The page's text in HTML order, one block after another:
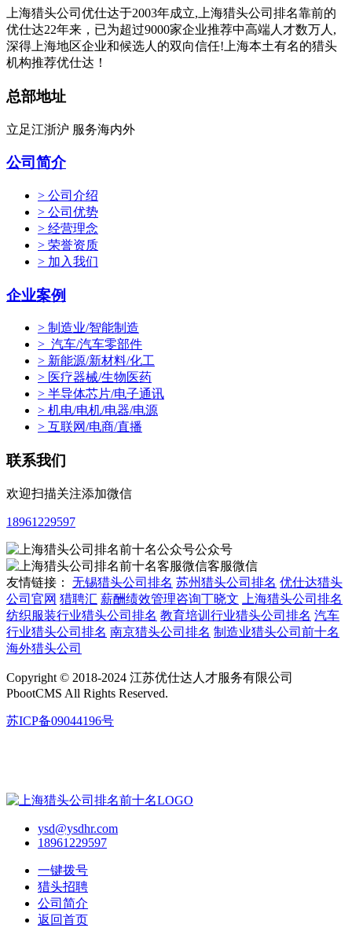
上海猎头公司优仕达于2003年成立,上海猎头公司排名靠前的
优仕达22年来，已为超过9000家企业推荐中高端人才数万人,
深得上海地区企业和候选人的双向信任!上海本土有名的猎头
机构推荐优仕达！
总部地址
立足江浙沪 服务海内外
公司简介
> 公司介绍
> 公司优势
> 经营理念
> 荣誉资质
> 加入我们
企业案例
> 制造业/智能制造
> 汽车/汽车零部件
> 新能源/新材料/化工
> 医疗器械/生物医药
> 半导体芯片/电子通讯
> 机电/电机/电器/电源
> 互联网/电商/直播
联系我们
欢迎扫描关注添加微信
18961229597
公众号
客服微信
友情链接： 无锡猎头公司排名 苏州猎头公司排名 优仕达猎头
公司官网 猎聘汇 薪酬绩效管理咨询丁晓文
上海猎头公司排名
纺织服装行业猎头公司排名 教育培训行业猎头公司排名 汽车
行业猎头公司排名 南京猎头公司排名 制造业猎头公司前十名
海外猎头公司
Copyright © 2018-2024 江苏优仕达人才服务有限公司
PbootCMS All Rights Reserved.
苏ICP备09044196号
ysd@ysdhr.com
18961229597
一键拨号
猎头招聘
公司简介
返回首页